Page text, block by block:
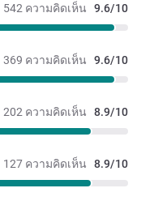
542 ความคิดเห็น 9.6/10
369 ความคิดเห็น 9.6/10
202 ความคิดเห็น 8.9/10
127 ความคิดเห็น 8.9/10